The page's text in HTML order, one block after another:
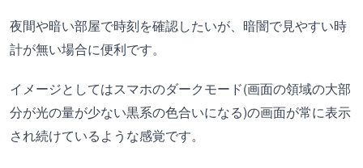
夜間や暗い部屋で時刻を確認したいが、暗闇で見やすい時
計が無い場合に便利です。
イメージとしてはスマホのダークモード(画面の領域の大部
分が光の量が少ない黒系の色合いになる)の画面が常に表示
され続けているような感覚です。